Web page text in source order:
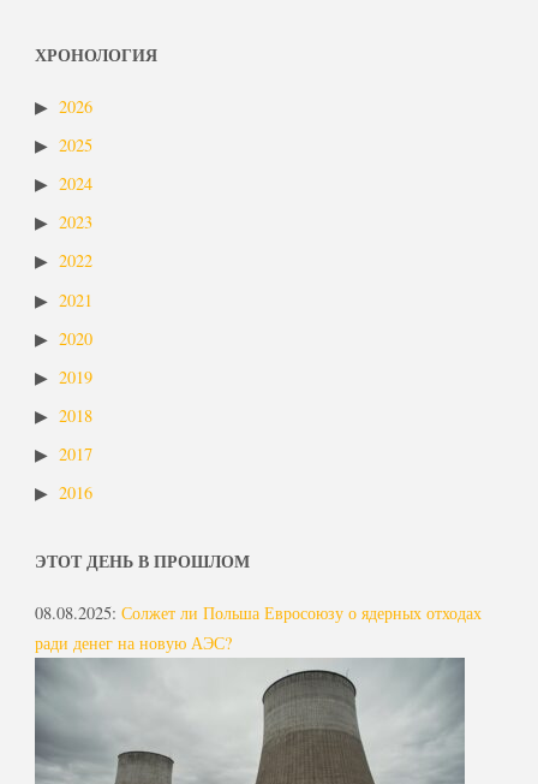
ХРОНОЛОГИЯ
2026
2025
2024
2023
2022
2021
2020
2019
2018
2017
2016
ЭТОТ ДЕНЬ В ПРОШЛОМ
08.08.2025: Солжет ли Польша Евросоюзу о ядерных отходах
ради денег на новую АЭС?